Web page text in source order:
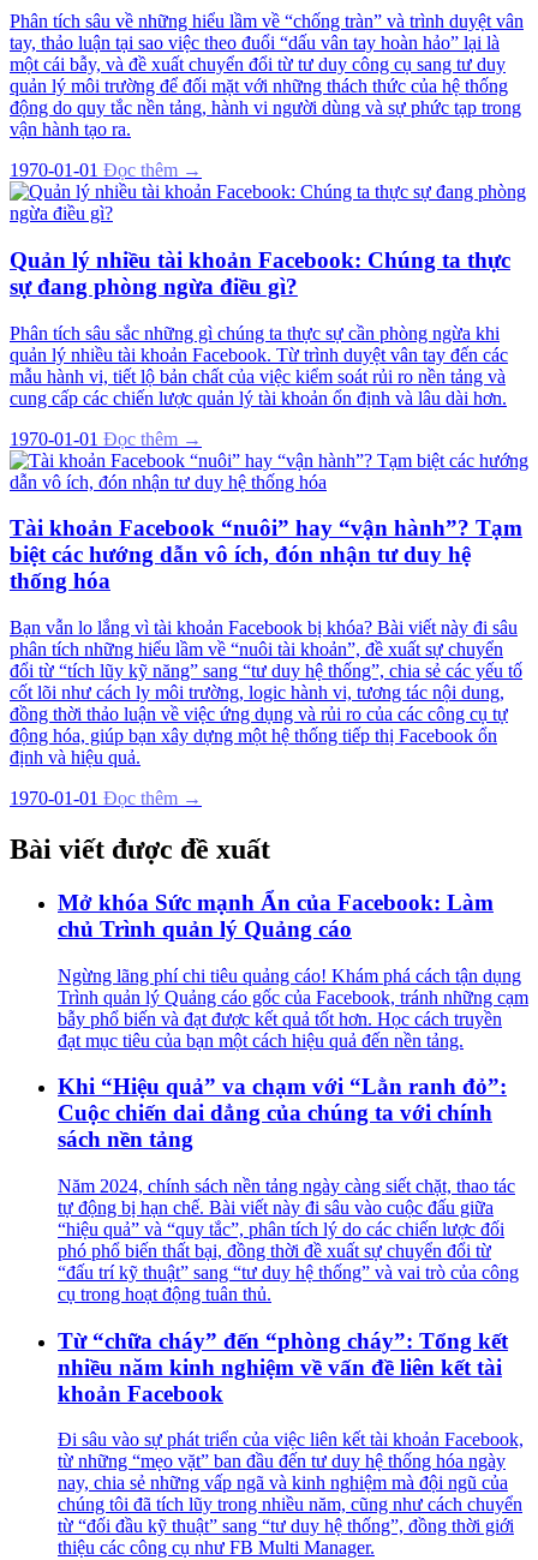
Phân tích sâu về những hiểu lầm về “chống tràn” và trình duyệt vân
tay, thảo luận tại sao việc theo đuổi “dấu vân tay hoàn hảo” lại là
một cái bẫy, và đề xuất chuyển đổi từ tư duy công cụ sang tư duy
quản lý môi trường để đối mặt với những thách thức của hệ thống
động do quy tắc nền tảng, hành vi người dùng và sự phức tạp trong
vận hành tạo ra.
1970-01-01 Đọc thêm →
Quản lý nhiều tài khoản Facebook: Chúng ta thực
sự đang phòng ngừa điều gì?
Phân tích sâu sắc những gì chúng ta thực sự cần phòng ngừa khi
quản lý nhiều tài khoản Facebook. Từ trình duyệt vân tay đến các
mẫu hành vi, tiết lộ bản chất của việc kiểm soát rủi ro nền tảng và
cung cấp các chiến lược quản lý tài khoản ổn định và lâu dài hơn.
1970-01-01 Đọc thêm →
Tài khoản Facebook “nuôi” hay “vận hành”? Tạm
biệt các hướng dẫn vô ích, đón nhận tư duy hệ
thống hóa
Bạn vẫn lo lắng vì tài khoản Facebook bị khóa? Bài viết này đi sâu
phân tích những hiểu lầm về “nuôi tài khoản”, đề xuất sự chuyển
đổi từ “tích lũy kỹ năng” sang “tư duy hệ thống”, chia sẻ các yếu tố
cốt lõi như cách ly môi trường, logic hành vi, tương tác nội dung,
đồng thời thảo luận về việc ứng dụng và rủi ro của các công cụ tự
động hóa, giúp bạn xây dựng một hệ thống tiếp thị Facebook ổn
định và hiệu quả.
1970-01-01 Đọc thêm →
Bài viết được đề xuất
Mở khóa Sức mạnh Ẩn của Facebook: Làm
chủ Trình quản lý Quảng cáo
Ngừng lãng phí chi tiêu quảng cáo! Khám phá cách tận dụng
Trình quản lý Quảng cáo gốc của Facebook, tránh những cạm
bẫy phổ biến và đạt được kết quả tốt hơn. Học cách truyền
đạt mục tiêu của bạn một cách hiệu quả đến nền tảng.
Khi “Hiệu quả” va chạm với “Lằn ranh đỏ”:
Cuộc chiến dai dẳng của chúng ta với chính
sách nền tảng
Năm 2024, chính sách nền tảng ngày càng siết chặt, thao tác
tự động bị hạn chế. Bài viết này đi sâu vào cuộc đấu giữa
“hiệu quả” và “quy tắc”, phân tích lý do các chiến lược đối
phó phổ biến thất bại, đồng thời đề xuất sự chuyển đổi từ
“đấu trí kỹ thuật” sang “tư duy hệ thống” và vai trò của công
cụ trong hoạt động tuân thủ.
Từ “chữa cháy” đến “phòng cháy”: Tổng kết
nhiều năm kinh nghiệm về vấn đề liên kết tài
khoản Facebook
Đi sâu vào sự phát triển của việc liên kết tài khoản Facebook,
từ những “mẹo vặt” ban đầu đến tư duy hệ thống hóa ngày
nay, chia sẻ những vấp ngã và kinh nghiệm mà đội ngũ của
chúng tôi đã tích lũy trong nhiều năm, cũng như cách chuyển
từ “đối đầu kỹ thuật” sang “tư duy hệ thống”, đồng thời giới
thiệu các công cụ như FB Multi Manager.